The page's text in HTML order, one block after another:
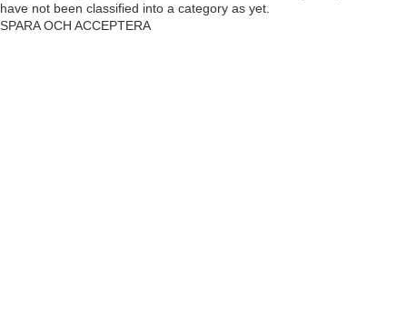
have not been classified into a category as yet.
SPARA OCH ACCEPTERA